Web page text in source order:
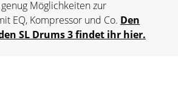
Möglichkeiten zur
EQ, Kompressor und Co. Den
SL Drums 3 findet ihr hier.